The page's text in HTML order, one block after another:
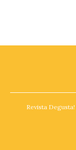
Revista